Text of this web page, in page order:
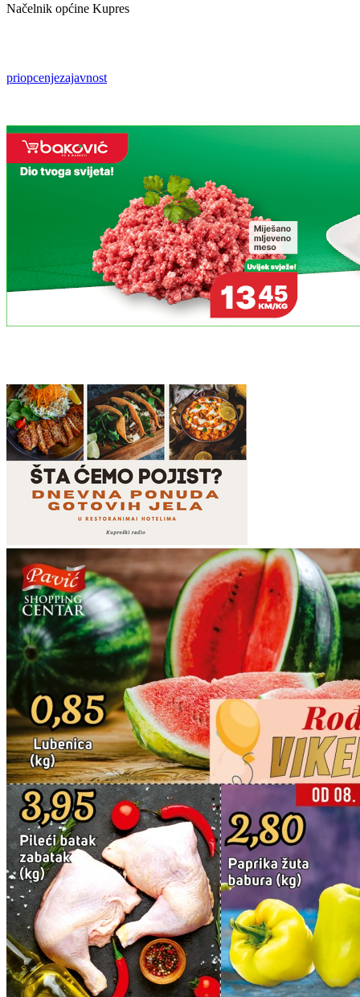
Načelnik općine Kupres
priopcenjezajavnost